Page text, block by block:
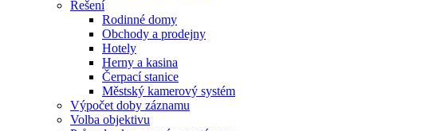
Řešení
Rodinné domy
Obchody a prodejny
Hotely
Herny a kasina
Čerpací stanice
Městský kamerový systém
Výpočet doby záznamu
Volba objektivu